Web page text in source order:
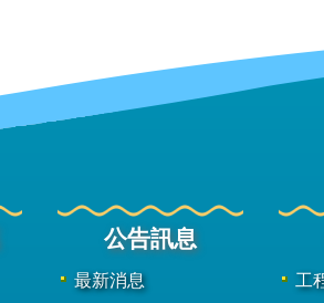
公告訊息
最新消息 工